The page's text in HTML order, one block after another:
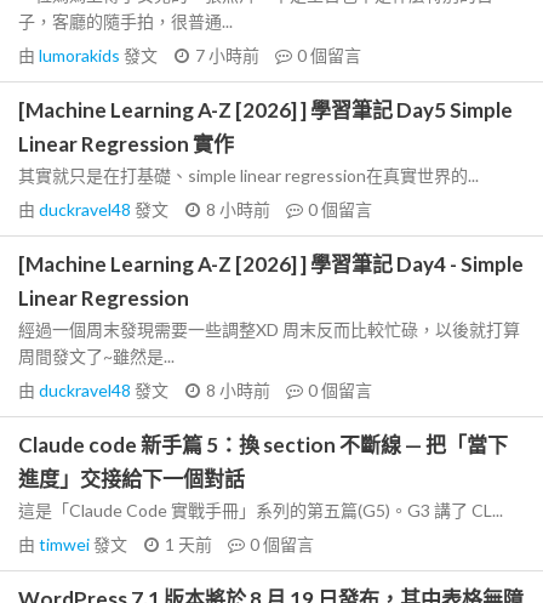
子，客廳的隨手拍，很普通...
由 lumorakids 發文 7 小時前 0個留言
[Machine Learning A-Z [2026] ] 學習筆記 Day5 Simple
Linear Regression 實作
其實就只是在打基礎、simple linear regression在真實世界的...
由 duckravel48 發文 8 小時前 0個留言
[Machine Learning A-Z [2026] ] 學習筆記 Day4 - Simple
Linear Regression
經過一個周末發現需要一些調整XD 周末反而比較忙碌，以後就打算
周間發文了~雖然是...
由 duckravel48 發文 8 小時前 0個留言
Claude code 新手篇 5：換 section 不斷線 — 把「當下
進度」交接給下一個對話
這是「Claude Code 實戰手冊」系列的第五篇(G5)。G3 講了 CL...
由 timwei發文 1 天前 0個留言